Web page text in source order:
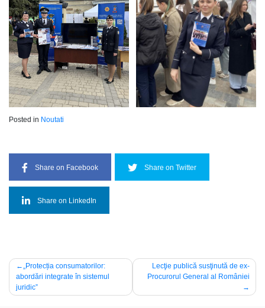
Posted in Noutati
Share on Facebook Share on Twitter
Share on LinkedIn
Navigare
în
articole
„Protecția consumatorilor:
abordări integrate în sistemul
juridic”
Lecţie publică susţinută de ex-
Procurorul General al României